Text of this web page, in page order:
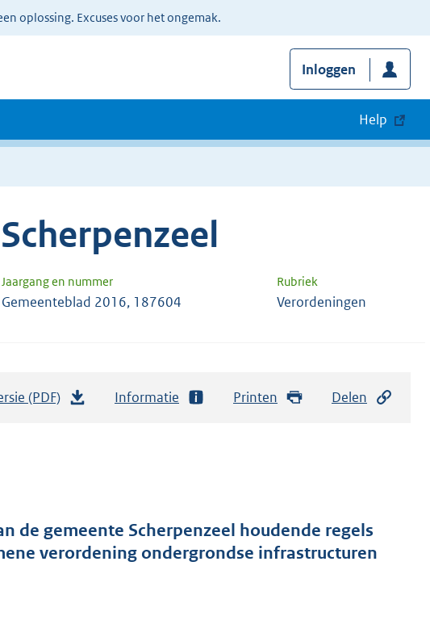
oplossing. Excuses voor het ongemak.
Inloggen
Help
Jaargang en nummer Rubriek
Gemeenteblad 2016, 187604 Verordeningen
(PDF)
d
s
Informatie Printen Delen
de gemeente Scherpenzeel houdende regels
verordening ondergrondse infrastructuren